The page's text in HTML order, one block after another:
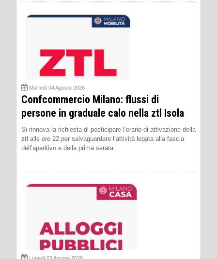
Martedì 04 Agosto 2026
Confcommercio Milano: flussi di
persone in graduale calo nella ztl Isola
Si rinnova la richiesta di posticipare l’orario di attivazione della
ztl alle ore 22 per salvaguardare l’attività legata alla fascia
dell’aperitivo e della prima serata